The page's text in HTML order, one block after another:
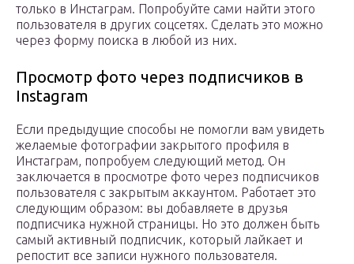
только в Инстаграм. Попробуйте сами найти этого
пользователя в других соцсетях. Сделать это можно
через форму поиска в любой из них.
Просмотр фото через подписчиков в
Instagram
Если предыдущие способы не помогли вам увидеть
желаемые фотографии закрытого профиля в
Инстаграм, попробуем следующий метод. Он
заключается в просмотре фото через подписчиков
пользователя с закрытым аккаунтом. Работает это
следующим образом: вы добавляете в друзья
подписчика нужной страницы. Но это должен быть
самый активный подписчик, который лайкает и
репостит все записи нужного пользователя.